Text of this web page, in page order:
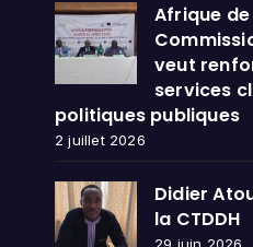
Afrique de
veut
services
politiques publiques
2 juillet 2026
Didier
la CTDDH
29 juin 2026